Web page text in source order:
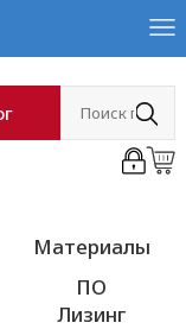
Материалы
ПО
Лизинг